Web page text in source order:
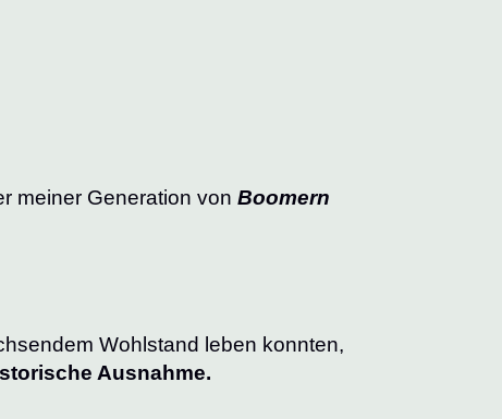
meiner Generation von Boomern
Wohlstand leben konnten,
Ausnahme.